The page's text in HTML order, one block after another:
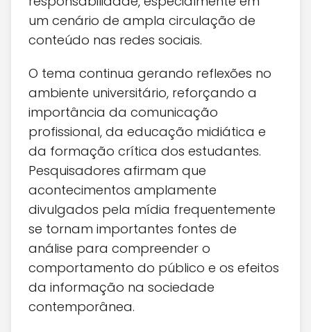
um cenário de ampla circulação de
conteúdo nas redes sociais.
O tema continua gerando reflexões no
ambiente universitário, reforçando a
importância da comunicação
profissional, da educação midiática e
da formação crítica dos estudantes.
Pesquisadores afirmam que
acontecimentos amplamente
divulgados pela mídia frequentemente
se tornam importantes fontes de
análise para compreender o
comportamento do público e os efeitos
da informação na sociedade
contemporânea.